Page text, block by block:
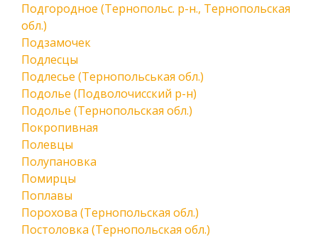
Подгородное (Тернопольс. р-н., Тернопольская
обл.)
Подзамочек
Подлесцы
Подлесье (Тернопольськая обл.)
Подолье (Подволочисский р-н)
Подолье (Тернопольская обл.)
Покропивная
Полевцы
Полупановка
Помирцы
Поплавы
Порохова (Тернопольская обл.)
Постоловка (Тернопольская обл.)